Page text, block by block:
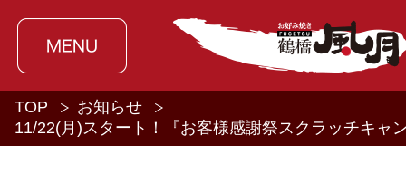
TOP
お知らせ
11/22(月)スタート！『お客様感謝祭スクラッチキャ